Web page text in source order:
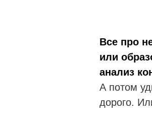
Все про
или
анализ
А потом
дорого.